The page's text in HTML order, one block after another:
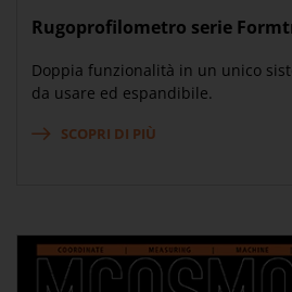
Rugoprofilometro serie
Doppia funzionalità in un unico
da usare ed espandibile.
SCOPRI DI PIÙ